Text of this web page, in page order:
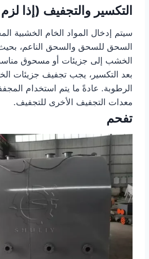
التكسير والتجفيف (إذا
سيتم إدخال المواد الخام الخشبية
السحق للسحق والسحق الناعم،
الخشب إلى جزيئات أو مسحوق
بعد التكسير، يجب تجفيف جزيئات
الرطوبة. عادةً ما يتم استخدام
معدات التجفيف الأخرى للتجفيف.
تفحم